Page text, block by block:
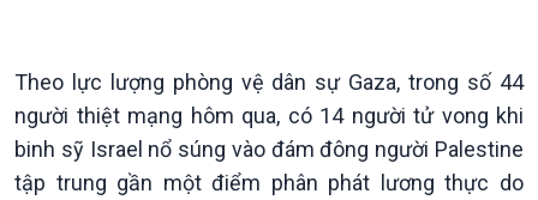
Chính trị
Thế giới
Theo lực lượng phòng vệ dân sự Gaza, trong số 44
người thiệt mạng hôm qua, có 14 người tử vong khi
binh sỹ Israel nổ súng vào đám đông người Palestine
tập trung gần một điểm phân phát lương thực do